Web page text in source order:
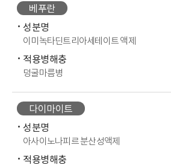
베푸란
성분명
이미녹타딘트리아세테이트 액제
적용병해충
덩굴마름병
다이마이트
성분명
아사이노나피르 분산성액제
적용병해충